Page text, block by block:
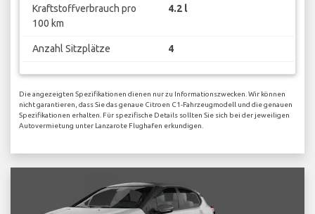
Kraftstoffverbrauch pro
100 km
4.2 l
Anzahl Sitzplätze 4
Die angezeigten Spezifikationen dienen nur zu Informationszwecken. Wir können
nicht garantieren, dass Sie das genaue Citroen C1-Fahrzeugmodell und die genauen
Spezifikationen erhalten. Für spezifische Details sollten Sie sich bei der jeweiligen
Autovermietung unter Lanzarote Flughafen erkundigen.